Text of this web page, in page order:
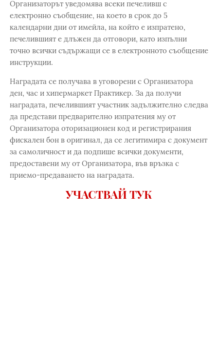
Организаторът уведомява всеки печеливш с
електронно съобщение, на което в срок до 5
календарни дни от имейла, на който е изпратено,
печелившият е длъжен да отговори, като изпълни
точно всички съдържащи се в електронното съобщение
инструкции.
Наградата се получава в уговорени с Организатора
ден, час и хипермаркет Практикер. За да получи
наградата, печелившият участник задължително следва
да представи предварително изпратения му от
Организатора оторизационен код и регистрирания
фискален бон в оригинал, да се легитимира с документ
за самоличност и да подпише всички документи,
предоставени му от Организатора, във връзка с
приемо-предаването на наградата.
УЧАСТВАЙ ТУК